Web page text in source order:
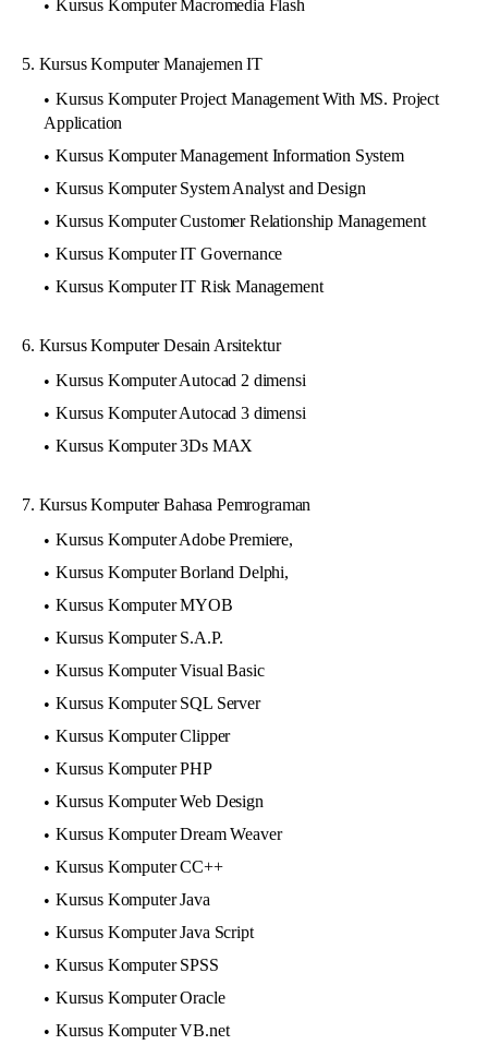
Kursus Komputer Macromedia Flash
5. Kursus Komputer Manajemen IT
Kursus Komputer Project Management With MS. Project
Application
Kursus Komputer Management Information System
Kursus Komputer System Analyst and Design
Kursus Komputer Customer Relationship Management
Kursus Komputer IT Governance
Kursus Komputer IT Risk Management
6. Kursus Komputer Desain Arsitektur
Kursus Komputer Autocad 2 dimensi
Kursus Komputer Autocad 3 dimensi
Kursus Komputer 3Ds MAX
7. Kursus Komputer Bahasa Pemrograman
Kursus Komputer Adobe Premiere,
Kursus Komputer Borland Delphi,
Kursus Komputer MYOB
Kursus Komputer S.A.P.
Kursus Komputer Visual Basic
Kursus Komputer SQL Server
Kursus Komputer Clipper
Kursus Komputer PHP
Kursus Komputer Web Design
Kursus Komputer Dream Weaver
Kursus Komputer CC++
Kursus Komputer Java
Kursus Komputer Java Script
Kursus Komputer SPSS
Kursus Komputer Oracle
Kursus Komputer VB.net